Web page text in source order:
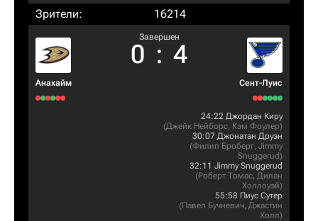
Зрители:
16214
Анахайм
Завершен
0 : 4
Сент-Луис
24:22 Джордан Киру
(Джейк Нейборс, Кэм Фоулер)
30:07 Джонатан Друэн
(Филип Броберг, Jimmy
Snuggerud)
32:11 Jimmy Snuggerud
(Роберт Томас, Дилан
Холлоуэй)
55:58 Пиус Сутер
(Павел Бучневич, Джастин
Холл)